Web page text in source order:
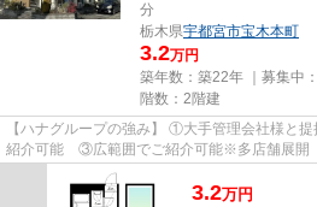
分
栃木県宇都宮市宝木本町
3.2万円
築年数：築22年 ｜募集中：
階数：2階建
【ハナグループの強み】 ①大手管理会社様
紹介可能 ③広範囲でご紹介可能※多店舗展
費用クレジット決済対応 【お部屋...
3.2万円